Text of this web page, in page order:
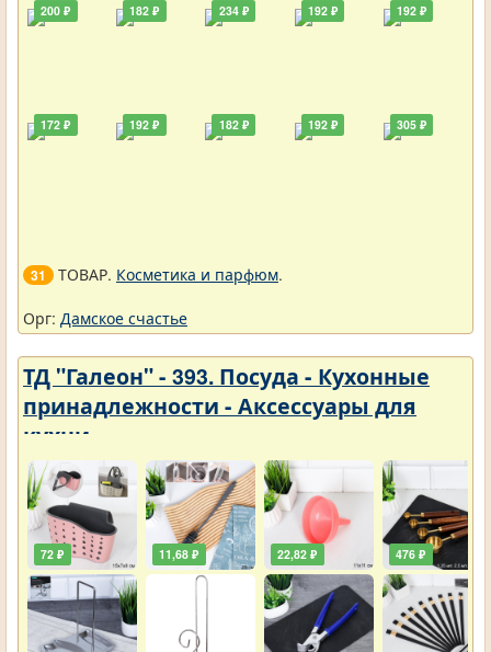
200 ₽
172 ₽
182 ₽
192 ₽
234 ₽
182 ₽
192 ₽
192 ₽
192 ₽
305 ₽
31 ТОВАР. Косметика и парфюм.
Орг: Дамское счастье
ТД "Галеон" - 393. Посуда - Кухонные
принадлежности - Аксессуары для
кухни
72 ₽ 11,68 ₽ 22,82 ₽ 476 ₽